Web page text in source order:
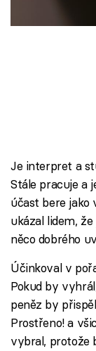
Přihlášení
Je interpret a
Stále pracuje a
účast bere jako
ukázal lidem,
něco dobrého
Účinkoval v
Pokud by
peněz by
Prostřeno! a
vybral, protože